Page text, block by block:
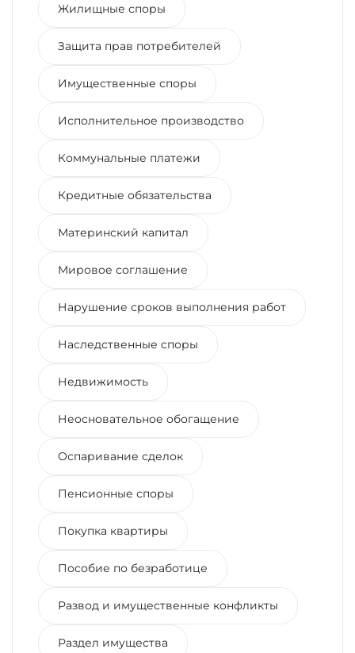
Жилищные споры
Защита прав потребителей
Имущественные споры
Исполнительное производство
Коммунальные платежи
Кредитные обязательства
Материнский капитал
Мировое соглашение
Нарушение сроков выполнения работ
Наследственные споры
Недвижимость
Неосновательное обогащение
Оспаривание сделок
Пенсионные споры
Покупка квартиры
Пособие по безработице
Развод и имущественные конфликты
Раздел имущества